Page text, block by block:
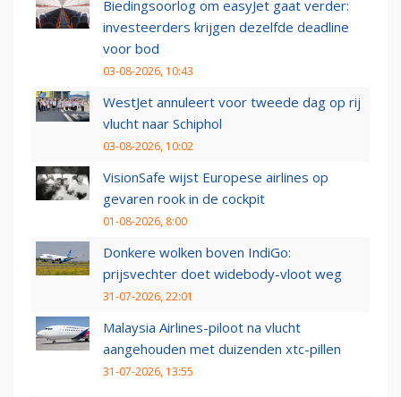
Biedingsoorlog om easyJet gaat verder:
investeerders krijgen dezelfde deadline
voor bod
03-08-2026, 10:43
WestJet annuleert voor tweede dag op rij
vlucht naar Schiphol
03-08-2026, 10:02
VisionSafe wijst Europese airlines op
gevaren rook in de cockpit
01-08-2026, 8:00
Donkere wolken boven IndiGo:
prijsvechter doet widebody-vloot weg
31-07-2026, 22:01
Malaysia Airlines-piloot na vlucht
aangehouden met duizenden xtc-pillen
31-07-2026, 13:55